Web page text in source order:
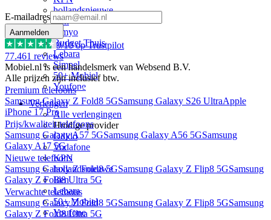
hollandsnieuwe
Ben
Simyo
Budget Thuis
Lebara
Simpel
50+ Mobiel
Youfone
Verlengen
Alle verlengingen
Huidige provider
Odido
Vodafone
KPN
hollandsnieuwe
Ben
Lebara
50+ Mobiel
Youfone
E-mailadres
Aanmelden
9/10 op Trustpilot
77.461 reviews
Mobiel.nl is een handelsmerk van Websend B.V.
Alle prijzen zijn inclusief btw.
Premium telefoons
Samsung Galaxy Z Fold8 5GSamsung Galaxy S26 UltraApple
iPhone 17 Pro
Prijs/kwaliteit telefoons
Samsung Galaxy A57 5GSamsung Galaxy A56 5GSamsung
Galaxy A17 5G
Nieuwe telefoons
Samsung Galaxy Z Fold8 5GSamsung Galaxy Z Flip8 5GSamsung
Galaxy Z Fold8 Ultra 5G
Verwachte telefoons
Samsung Galaxy Z Fold8 5GSamsung Galaxy Z Flip8 5GSamsung
Galaxy Z Fold8 Ultra 5G